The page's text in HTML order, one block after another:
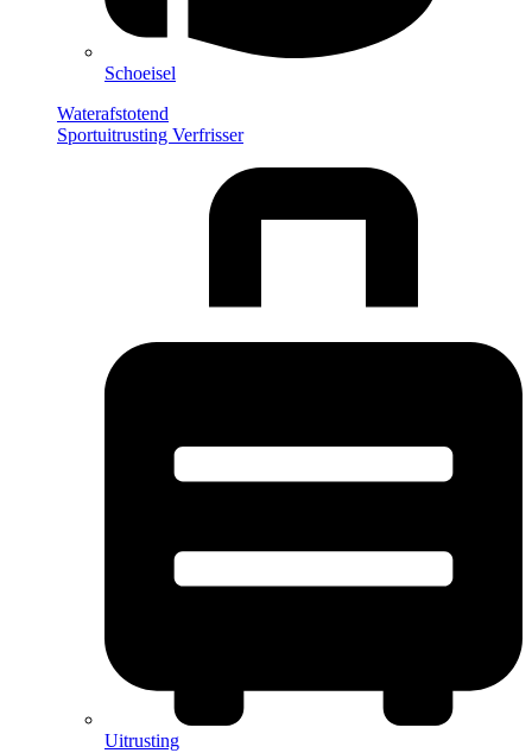
Schoeisel
Waterafstotend
Sportuitrusting Verfrisser
Uitrusting